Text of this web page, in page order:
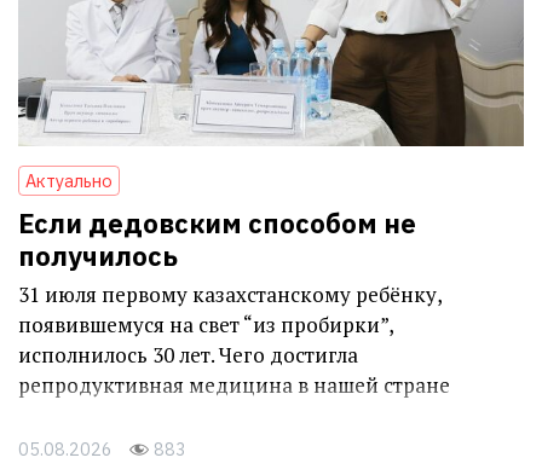
Актуально
Если дедовским способом не
получилось
31 июля первому казахстанскому ребёнку,
появившемуся на свет “из пробирки”,
исполнилось 30 лет. Чего достигла
репродуктивная медицина в нашей стране
05.08.2026 883